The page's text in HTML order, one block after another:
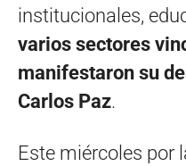
institucionales,
varios sectores
manifestaron su
Carlos Paz.
Este miércoles por